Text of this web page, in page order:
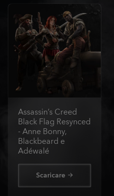
Assassin’s Creed
Black Flag Resynced
- Anne Bonny,
Blackbeard e
Adéwalé
Scaricare